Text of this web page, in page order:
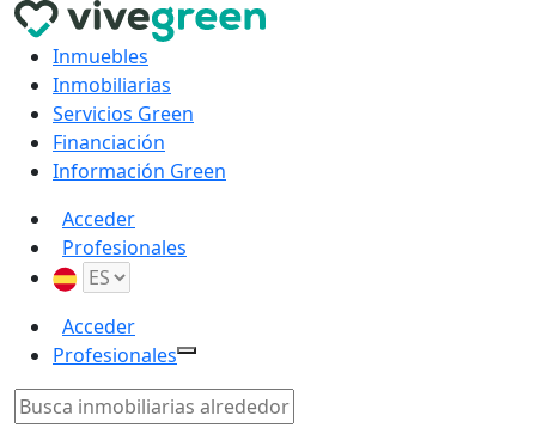
Inmuebles
Inmobiliarias
Servicios Green
Financiación
Información Green
Acceder
Profesionales
Acceder
Profesionales